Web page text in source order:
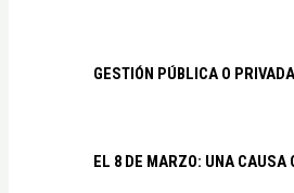
GESTIÓN PÚBLICA O
EL 8 DE MARZO: UNA CAUSA